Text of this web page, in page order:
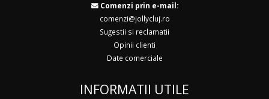
Comenzi prin e-mail:
comenzi@jollycluj.ro
Sugestii si reclamatii
Opinii clienti
Date comerciale
INFORMATII UTILE